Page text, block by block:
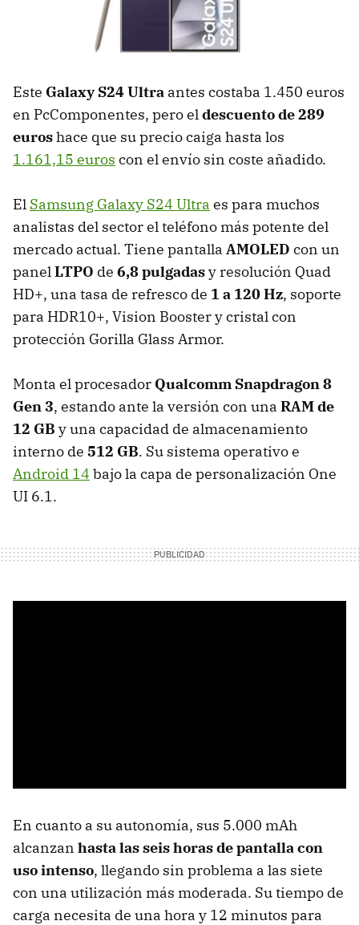
Este Galaxy S24 Ultra antes costaba 1.450 euros
en PcComponentes, pero el descuento de 289
euroshace que su precio caiga hasta los
1.161,15 euros con el envío sin coste añadido.
El Samsung Galaxy S24 Ultra es para muchos
analistas del sector el teléfono más potente del
mercado actual. Tiene pantalla AMOLED con un
panel LTPO de 6,8 pulgadasy resolución Quad
HD+, una tasa de refresco de 1 a 120 Hz, soporte
para HDR10+, Vision Booster y cristal con
protección Gorilla Glass Armor.
Monta el procesador Qualcomm Snapdragon 8
Gen 3, estando ante la versión con una RAM de
12 GB y una capacidad de almacenamiento
interno de 512 GB. Su sistema operativo e
Android 14 bajo la capa de personalización One
UI 6.1.
En cuanto a su autonomía, sus 5.000 mAh
alcanzan hasta las seis horas de pantalla con
uso intenso, llegando sin problema a las siete
con una utilización más moderada. Su tiempo de
carga necesita de una hora y 12 minutos para